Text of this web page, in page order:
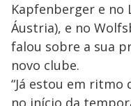
Kapfenberger e no
Áustria), e no
falou sobre a sua
novo clube.
“Já estou em ritmo